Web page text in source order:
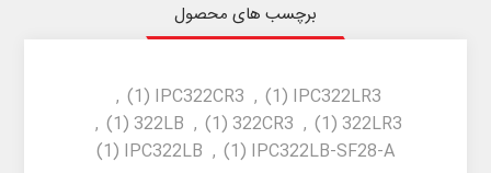
برچسب های محصول
IPC322LR3
(1)
,
IPC322CR3
(1)
,
322LR3
(1)
,
322CR3
(1)
,
322LB
(1)
,
IPC322LB-SF28-A
(1)
,
IPC322LB
(1)